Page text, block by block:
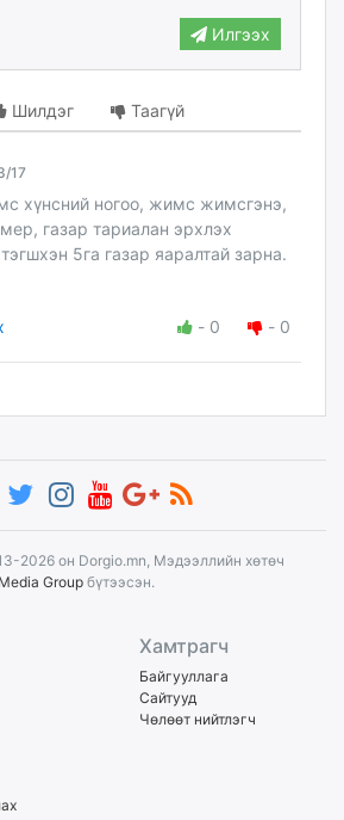
Илгээх
Шилдэг Таагүй
17
хүнсний ногоо, жимс жимсгэнэ,
газар тариалан эрхлэх
5га газар яаралтай зарна.
- 0 - 0
2026 он Dorgio.mn, Мэдээллийн хөтөч
Group бүтээсэн.
Хамтрагч
Байгууллага
Сайтууд
Чөлөөт нийтлэгч